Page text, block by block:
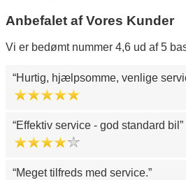
Anbefalet af Vores Kunder
Vi er bedømt nummer 4,6 ud af 5
Hurtig, hjælpsomme, venlige
Effektiv service - god standard bil
Meget tilfreds med service.